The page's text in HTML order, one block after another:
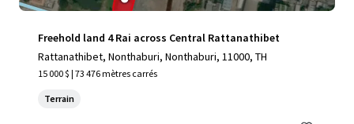
Freehold land 4 Rai across Central Rattanathibet
Rattanathibet, Nonthaburi, Nonthaburi, 11000, TH
15 000 $ | 73 476 mètres carrés
Terrain